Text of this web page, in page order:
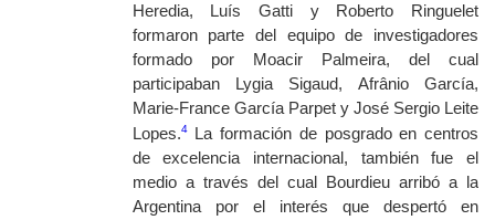
Heredia, Luís Gatti y Roberto Ringuelet
formaron parte del equipo de investigadores
formado por Moacir Palmeira, del cual
participaban Lygia Sigaud, Afrânio García,
Marie-France García Parpet y José Sergio Leite
Lopes.4La formación de posgrado en centros
de excelencia internacional, también fue el
medio a través del cual Bourdieu arribó a la
Argentina por el interés que despertó en